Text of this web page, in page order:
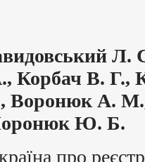
Л.
Корбач В. Г.,
Воронюк А.
Ю. Б.
про